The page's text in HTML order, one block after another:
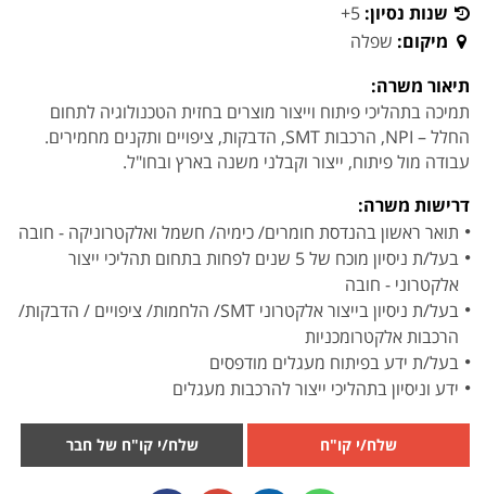
שנות נסיון: 5+
מיקום: שפלה
תיאור משרה:
תמיכה בתהליכי פיתוח וייצור מוצרים בחזית הטכנולוגיה לתחום
החלל – NPI, הרכבות SMT, הדבקות, ציפויים ותקנים מחמירים.
עבודה מול פיתוח, ייצור וקבלני משנה בארץ ובחו"ל.
דרישות משרה:
תואר ראשון בהנדסת חומרים/ כימיה/ חשמל ואלקטרוניקה - חובה
בעל/ת ניסיון מוכח של 5 שנים לפחות בתחום תהליכי ייצור
אלקטרוני - חובה
בעל/ת ניסיון בייצור אלקטרוני SMT/ הלחמות/ ציפויים / הדבקות/
הרכבות אלקטרומכניות
בעל/ת ידע בפיתוח מעגלים מודפסים
ידע וניסיון בתהליכי ייצור להרכבות מעגלים
שלח/י קו"ח שלח/י קו"ח של חבר